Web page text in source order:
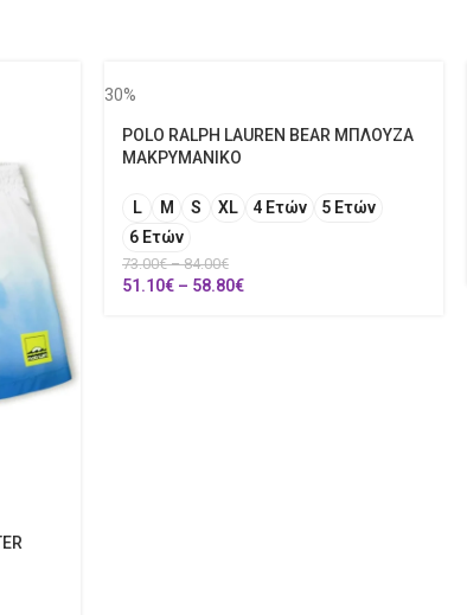
30%
POLO RALPH LAUREN BEAR ΜΠΛΟΥΖΑ
ΜΑΚΡΥΜΑΝΙΚΟ
L M S XL 4 Ετών
5 Ετών
6 Ετών
73.00€ – 84.00€
51.10€ – 58.80€